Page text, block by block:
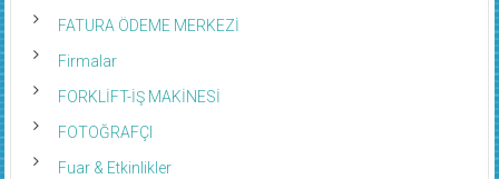
FATURA ÖDEME MERKEZİ
Firmalar
FORKLİFT-İŞ MAKİNESİ
FOTOĞRAFÇI
Fuar & Etkinlikler